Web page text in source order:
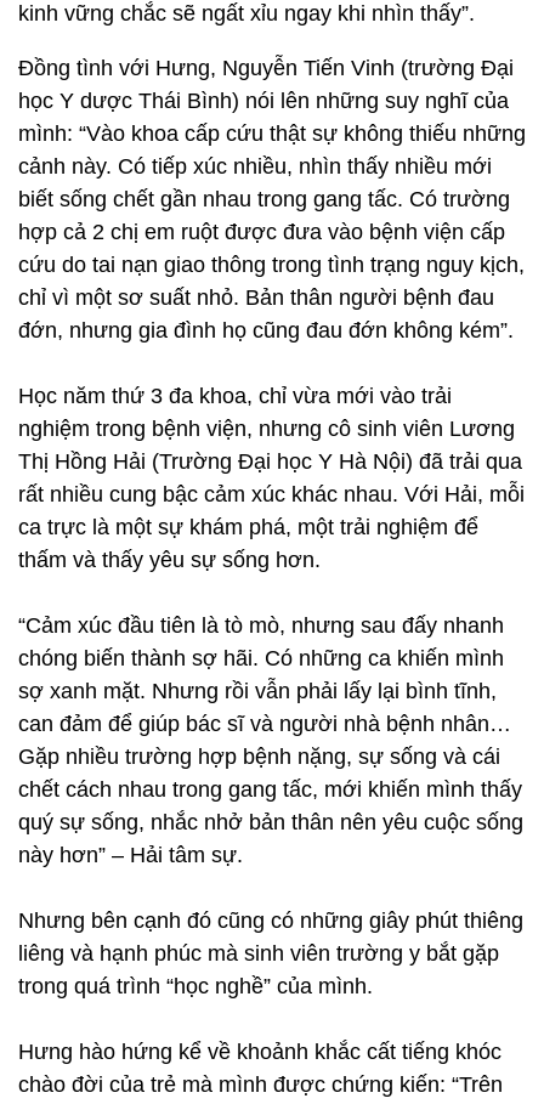
kinh vững chắc sẽ ngất xỉu ngay khi nhìn thấy”.
Đồng tình với Hưng, Nguyễn Tiến Vinh (trường Đại
học Y dược Thái Bình) nói lên những suy nghĩ của
mình: “Vào khoa cấp cứu thật sự không thiếu những
cảnh này. Có tiếp xúc nhiều, nhìn thấy nhiều mới
biết sống chết gần nhau trong gang tấc. Có trường
hợp cả 2 chị em ruột được đưa vào bệnh viện cấp
cứu do tai nạn giao thông trong tình trạng nguy kịch,
chỉ vì một sơ suất nhỏ. Bản thân người bệnh đau
đớn, nhưng gia đình họ cũng đau đớn không kém”.
Học năm thứ 3 đa khoa, chỉ vừa mới vào trải
nghiệm trong bệnh viện, nhưng cô sinh viên Lương
Thị Hồng Hải (Trường Đại học Y Hà Nội) đã trải qua
rất nhiều cung bậc cảm xúc khác nhau. Với Hải, mỗi
ca trực là một sự khám phá, một trải nghiệm để
thấm và thấy yêu sự sống hơn.
“Cảm xúc đầu tiên là tò mò, nhưng sau đấy nhanh
chóng biến thành sợ hãi. Có những ca khiến mình
sợ xanh mặt. Nhưng rồi vẫn phải lấy lại bình tĩnh,
can đảm để giúp bác sĩ và người nhà bệnh nhân…
Gặp nhiều trường hợp bệnh nặng, sự sống và cái
chết cách nhau trong gang tấc, mới khiến mình thấy
quý sự sống, nhắc nhở bản thân nên yêu cuộc sống
này hơn” – Hải tâm sự.
Nhưng bên cạnh đó cũng có những giây phút thiêng
liêng và hạnh phúc mà sinh viên trường y bắt gặp
trong quá trình “học nghề” của mình.
Hưng hào hứng kể về khoảnh khắc cất tiếng khóc
chào đời của trẻ mà mình được chứng kiến: “Trên